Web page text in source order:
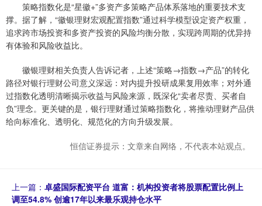
策略指数化是“星徽+”多资产多策略产品体系落地的重要技术支
撑。据了解，“徽银理财宏观配置指数”通过科学模型设定资产权重，
追求跨市场投资和多资产投资的风险均衡分散，实现跨周期的优异持
有体验和风险收益比。
徽银理财相关负责人告诉记者，上述“策略→指数→产品”的转化
路径对银行理财公司意义深远：对内提升投研成果复用效率；对外通
过指数化透明清晰揭示收益与风险来源，既深化“卖者尽责、买者自
负”理念。更关键的是，银行理财通过策略指数化，将推动理财产品供
给向标准化、透明化、规范化的方向升级发展。
恒信证券提示：文章来自网络，不代表本站观点。
上一篇： 卓盛国际配资平台 道富：机构投资者将股票配置比例上
调至54.8% 创逾17年以来最乐观持仓水平